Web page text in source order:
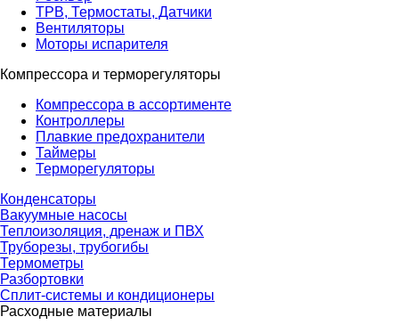
ТРВ, Термостаты, Датчики
Вентиляторы
Моторы испарителя
Компрессора и терморегуляторы
Компрессора в ассортименте
Контроллеры
Плавкие предохранители
Таймеры
Терморегуляторы
Конденсаторы
Вакуумные насосы
Теплоизоляция, дренаж и ПВХ
Труборезы, трубогибы
Термометры
Разбортовки
Сплит-системы и кондиционеры
Расходные материалы